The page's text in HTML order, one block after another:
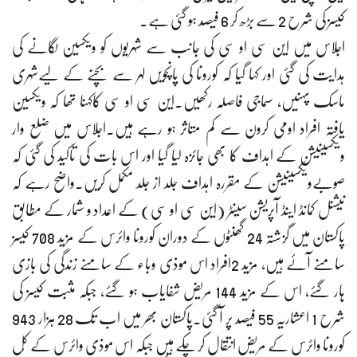
کیسز کی شرح 2 سے بڑھ کر 6 فیصد ہو گئی ہے۔
اجلاس میں این سی او سی کی جانب سے شہریوں کو ویکسین لگانے کی
ہدایت کی گئی اور کہا گیا کہ کورونا کی پانچویں لہر سے بچنے کے لیےشہری
ماسک پہنیں، سماجی فاصلہ رکھیں۔این سی او سی کاکہنا تھا کہ ویکسین
یافتہ افراد اومی کرون سے کم متاثر ہو رہے ہیں۔اجلاس میں ضلع وار
ویکسینیشن کے اہداف کا بھی جائزہ لیا گیا اور اس بات کی تاکید کی گئی کہ
صوبےویکسینیشن کے مقررہ اہداف جلد از جلد مکمل کریں۔واضح رہے کہ
نیشنل کمانڈ اینڈ آپریشن سینٹر (این سی او سی) کے اعداد و شمار کے مطابق
پاکستان میں گزشتہ 24 گھنٹوں کے دوران کورونا وائرس کے مزید 708 کیسز
سامنے آئے ہیں، مزید 2افراد اس موذی وباء کے سامنے زندگی کی بازی
ہار گئے، اس کے مزید 144 مریض شفایاب ہو گئے، جبکہ مثبت کیسز کی
شرح 1 اعشاریہ 55 فیصد پر آ گئی۔پاکستان بھر میں اب تک 28 ہزار 943
کورونا وائرس کے مریض انتقال کر چکے ہیں جبکہ اس موذی وائرس کے کُل